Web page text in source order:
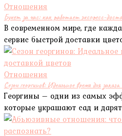
Отношения
Букет за час: как работает экспресс-
В современном мире, где
сервис быстрой доставки
Отношения
Сезон георгинов: Идеальное время для
Георгины – одни из самых
которые украшают сад и